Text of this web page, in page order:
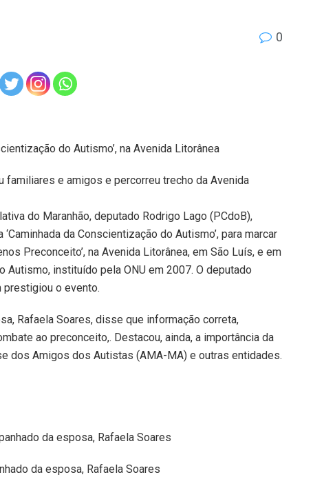
0
familiares e amigos e percorreu trecho da Avenida
do Maranhão, deputado Rodrigo Lago (PCdoB),
da Conscientização do Autismo’, para marcar
Preconceito’, na Avenida Litorânea, em São Luís, e em
instituído pela ONU em 2007. O deputado
prestigiou o evento.
Rafaela Soares, disse que informação correta,
ao preconceito,. Destacou, ainda, a importância da
dos Amigos dos Autistas (AMA-MA) e outras entidades.
da esposa, Rafaela Soares